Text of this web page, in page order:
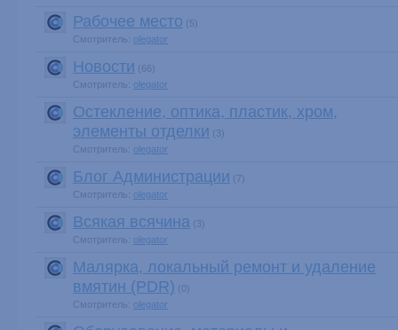
Рабочее место (5)
Смотритель: olegator
Новости (66)
Смотритель: olegator
Остекление, оптика, пластик, хром,
элементы отделки (3)
Смотритель: olegator
Блог Администрации (7)
Смотритель: olegator
Всякая всячина (3)
Смотритель: olegator
Малярка, локальный ремонт и удаление
вмятин (PDR) (0)
Смотритель: olegator